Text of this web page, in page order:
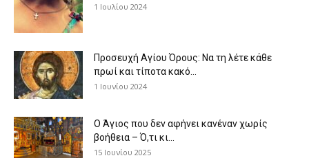
1 Ιουλίου 2024
Προσευχή Αγίου Όρους: Να τη λέτε κάθε
πρωί και τίποτα κακό...
1 Ιουνίου 2024
Ο Άγιος που δεν αφήνει κανέναν χωρίς
βοήθεια – Ό,τι κι...
15 Ιουνίου 2025